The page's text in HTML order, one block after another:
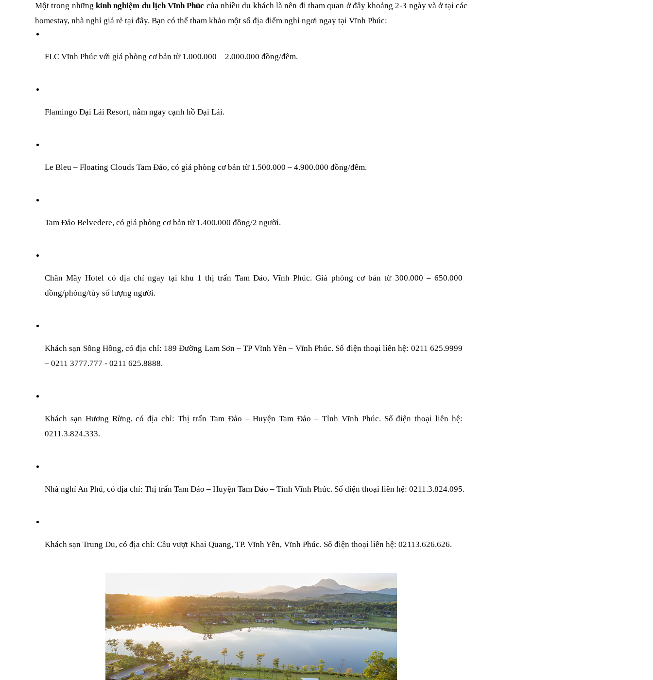
Một trong những kinh nghiệm du lịch Vĩnh Phúc của nhiều du khách là nên đi tham quan ở đây khoảng 2-3 ngày và ở tại các
homestay, nhà nghỉ giá rẻ tại đây. Bạn có thể tham khảo một số địa điểm nghỉ ngơi ngay tại Vĩnh Phúc:
FLC Vĩnh Phúc với giá phòng cơ bản từ 1.000.000 – 2.000.000 đồng/đêm.
Flamingo Đại Lải Resort, nằm ngay cạnh hồ Đại Lải.
Le Bleu – Floating Clouds Tam Đảo, có giá phòng cơ bản từ 1.500.000 – 4.900.000 đồng/đêm.
Tam Đảo Belvedere, có giá phòng cơ bản từ 1.400.000 đồng/2 người.
Chân Mây Hotel có địa chỉ ngay tại khu 1 thị trấn Tam Đảo, Vĩnh Phúc. Giá phòng cơ bản từ 300.000 – 650.000
đồng/phòng/tùy số lượng người.
Khách sạn Sông Hồng, có địa chỉ: 189 Đường Lam Sơn – TP Vĩnh Yên – Vĩnh Phúc. Số điện thoại liên hệ: 0211 625.9999
– 0211 3777.777 - 0211 625.8888.
Khách sạn Hương Rừng, có địa chỉ: Thị trấn Tam Đảo – Huyện Tam Đảo – Tỉnh Vĩnh Phúc. Số điện thoại liên hệ:
0211.3.824.333.
Nhà nghỉ An Phú, có địa chỉ: Thị trấn Tam Đảo – Huyện Tam Đảo – Tỉnh Vĩnh Phúc. Số điện thoại liên hệ: 0211.3.824.095.
Khách sạn Trung Du, có địa chỉ: Cầu vượt Khai Quang, TP. Vĩnh Yên, Vĩnh Phúc. Số điện thoại liên hệ: 02113.626.626.